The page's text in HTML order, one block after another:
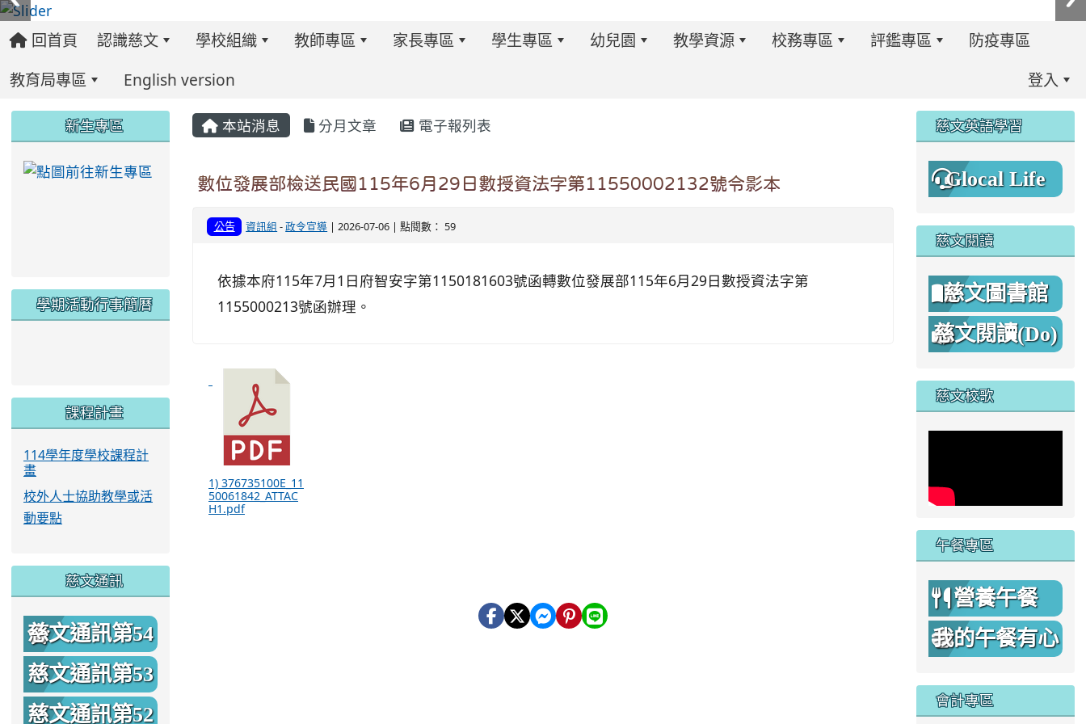
回首頁 認識慈文 學校組織 教師專區 家長專區 學生專區 幼兒園 教學資源 校務專區 評鑑專區
防疫專區
教育局專區
English version 登入
本站消息 分月文章 電子報列表
數位發展部檢送民國115年6月29日數授資法字第11550002132號令影本
公告 資訊組 政令宣導 | 2026-07-06 | 點閱數： 59
依據本府115年7月1日府智安字第1150181603號函轉數位發展部115年6月29日數授資法字第
1155000213號函辦理。
50061842_ATTAC
H1.pdf
::: 新生專區
學期活動行事簡曆
link to https://www.twes.tyc.edu.tw/uploads/tad_blocks/image/113-1%E6%B4%BB%E5%8B%95%E8%A1%8C%E4%BA%8B%E7%B0%A1%E6%9B%86.jpg \
link to https://www.twes.tyc.edu.tw/uploads/tad_blocks/image/114-2%E6%B4%BB%E5%8B%95%E8%A1%8C%E4%BA%8B%E7%B0%A1%E6%9B%86A.png
課程計畫
114學年度學校課程計
畫
校外人士協助教學或活
動要點
慈文通訊
慈文通訊第54
期
慈文通訊第53
期
慈文通訊第52
::: 慈文英語學習
Glocal Life
慈文閱讀
慈文圖書館
慈文閱讀(Do)
慈文校歌
午餐專區
營養午餐
我的午餐有心
會計專區